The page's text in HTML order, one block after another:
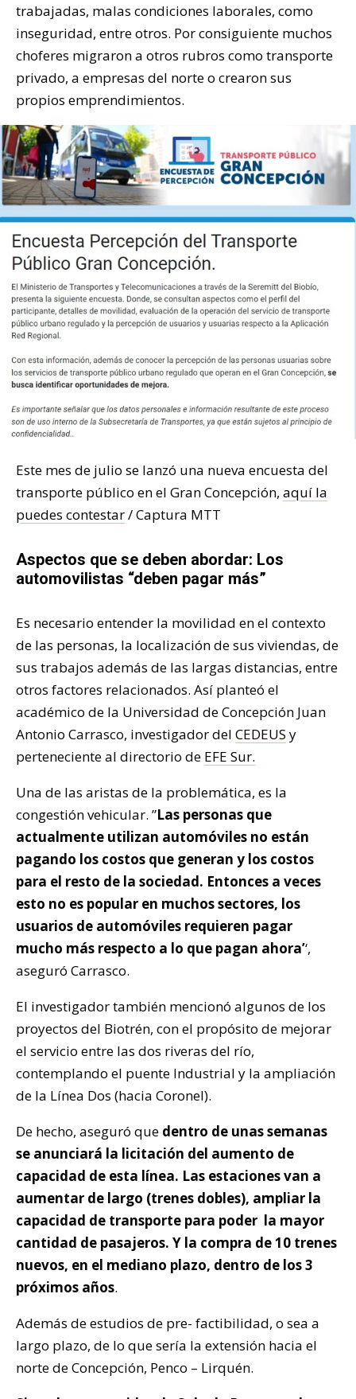
trabajadas, malas condiciones laborales, como
inseguridad, entre otros. Por consiguiente muchos
choferes migraron a otros rubros como transporte
privado, a empresas del norte o crearon sus
propios emprendimientos.
Este mes de julio se lanzó una nueva encuesta del
transporte público en el Gran Concepción, aquí la
puedes contestar/ Captura MTT
Aspectos que se deben abordar: Los
automovilistas “deben pagar más”
Es necesario entender la movilidad en el contexto
de las personas, la localización de sus viviendas, de
sus trabajos además de las largas distancias, entre
otros factores relacionados. Así planteó el
académico de la Universidad de Concepción Juan
Antonio Carrasco, investigador del CEDEUS y
perteneciente al directorio de EFE Sur.
Una de las aristas de la problemática, es la
congestión vehicular. ”Las personas que
actualmente utilizan automóviles no están
pagando los costos que generan y los costos
para el resto de la sociedad. Entonces a veces
esto no es popular en muchos sectores, los
usuarios de automóviles requieren pagar
mucho más respecto a lo que pagan ahora’‘,
aseguró Carrasco.
El investigador también mencionó algunos de los
proyectos del Biotrén, con el propósito de mejorar
el servicio entre las dos riveras del río,
contemplando el puente Industrial y la ampliación
de la Línea Dos (hacia Coronel).
De hecho, aseguró que dentro de unas semanas
se anunciará la licitación del aumento de
capacidad de esta línea. Las estaciones van a
aumentar de largo (trenes dobles), ampliar la
capacidad de transporte para poder la mayor
cantidad de pasajeros. Y la compra de 10 trenes
nuevos, en el mediano plazo, dentro de los 3
próximos años.
Además de estudios de pre- factibilidad, o sea a
largo plazo, de lo que sería la extensión hacia el
norte de Concepción, Penco – Lirquén.